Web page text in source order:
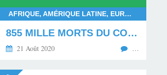
AFRIQUE, AMÉRIQUE LATINE, EUROPE, FRANCE, COVID-19, MORTALITÉ, AFRIQUE AUSTRALE, AFRIQUE CENTRALE, AFRIQUE ORIENTALE, AFRIQUE OCCIDENTALE, AFRIQUE DU NORD, ETHIOPIE
855 MILLE MORTS DU COVID-19 DANS LE MONDE, PLUS DE 25,66 MILLIONS DE CONTAMINÉS ET ENVIRON 17,95 MILLIONS DE GUÉRIS AU 31 AOÛT 2020
21 Août 2020 …